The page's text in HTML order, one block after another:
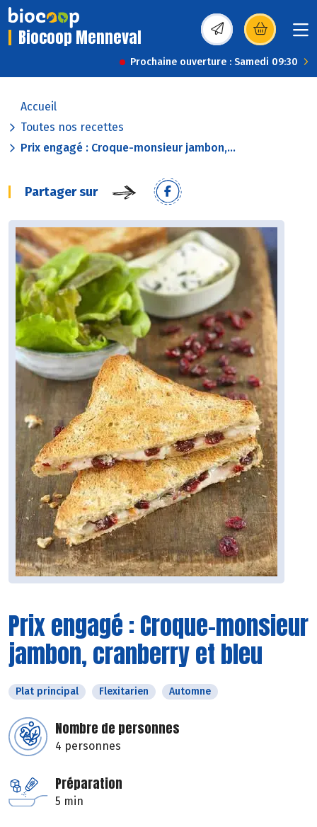
Biocoop Menneval (s’ouvre dans une
Prochaine ouverture : Samedi 09:30
Accueil
Toutes nos recettes
Prix engagé : Croque-monsieur jambon,...
Partager sur
Prix engagé : Croque-monsieur
jambon, cranberry et bleu
Plat principal Flexitarien Automne
Nombre de personnes
4 personnes
Préparation
5 min